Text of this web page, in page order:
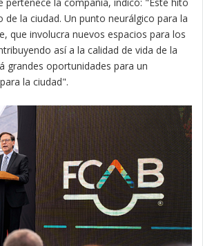
de la ciudad. Un punto neurálgico para la
que involucra nuevos espacios para los
así a la calidad de vida de la
grandes oportunidades para un
la ciudad".